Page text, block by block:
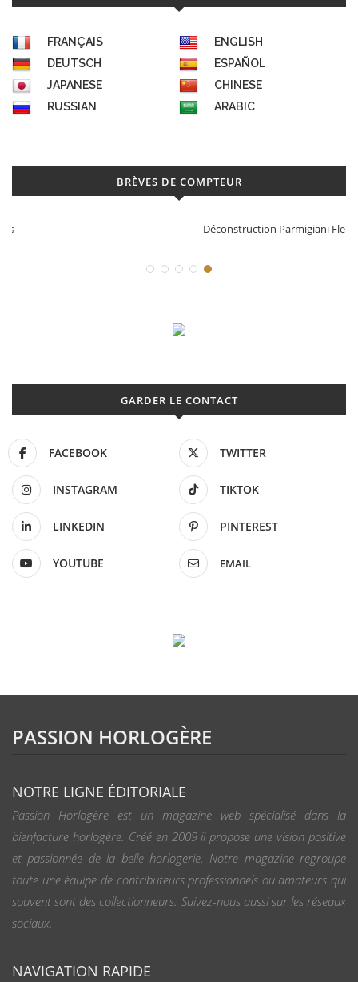
FRANÇAIS
ENGLISH
DEUTSCH
ESPAÑOL
JAPANESE
CHINESE
RUSSIAN
ARABIC
BRÈVES DE COMPTEUR
Déconstruction Parmigiani Fleurier
GARDER LE CONTACT
FACEBOOK TWITTER
INSTAGRAM TIKTOK
LINKEDIN PINTEREST
YOUTUBE EMAIL
PASSION HORLOGÈRE
NOTRE LIGNE ÉDITORIALE
Passion Horlogère est un magazine web spécialisé dans la
bienfacture horlogère. Créé en 2009 il propose une vision positive
et passionnée de la belle horlogerie. Notre magazine regroupe
toute une équipe de contributeurs professionnels ou amateurs qui
souvent sont des collectionneurs. Suivez-nous aussi sur les réseaux
sociaux.
NAVIGATION RAPIDE